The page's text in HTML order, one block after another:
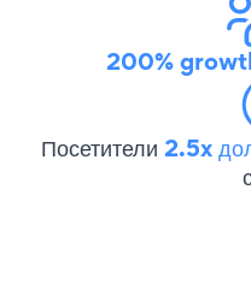
200%
Посетители 2.5x